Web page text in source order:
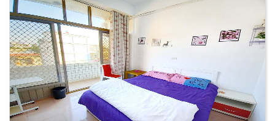
單
管
理
會
員
帳